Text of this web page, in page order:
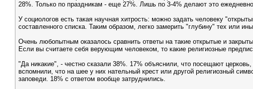
28%. Только по праздникам - еще 27%. Лишь по 3-4% делают это
У социологов есть такая научная хитрость: можно задать человеку
составленного списка. Таким образом, легко замерить "глубину" тех или
Очень любопытным оказалось сравнить ответы на такие открытые и
Если вы считаете себя верующим человеком, то какие религиозные
"Да никакие", - честно сказали 38%. 17% объяснили, что посещают
вспомнили, что на шее у них нательный крест или другой религиозный
заповеди. 18% с ответом вообще затруднились.